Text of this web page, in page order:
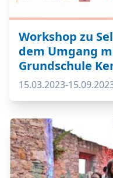
Workshop zu
dem Umgang
Grundschule
15.03.2023-